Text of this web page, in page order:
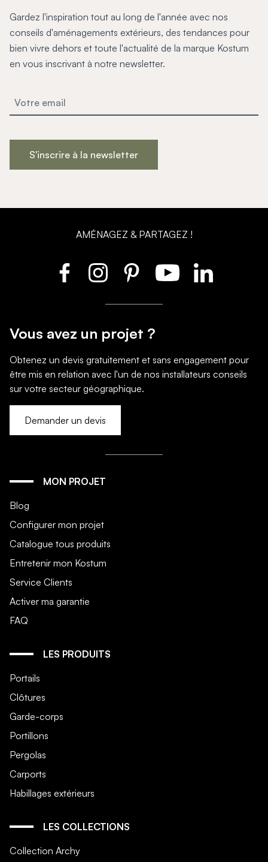
Gardez l'inspiration tout au long de l'année avec nos
conseils d'aménagements extérieurs, des tendances pour
bien vivre dehors et toute l'actualité de la marque Kostum
en vous inscrivant à notre newsletter.
S'inscrire à la newsletter
AMÉNAGEZ & PARTAGEZ !
Vous avez un projet ?
Obtenez un devis gratuitement et sans engagement pour
être mis en relation avec l'un de nos installateurs conseils
sur votre secteur géographique.
Demander un devis
MON PROJET
Blog
Configurer mon projet
Catalogue tous produits
Entretenir mon Kostum
Service Clients
Activer ma garantie
FAQ
LES PRODUITS
Portails
Clôtures
Garde-corps
Portillons
Pergolas
Carports
Habillages extérieurs
LES COLLECTIONS
Collection Archy